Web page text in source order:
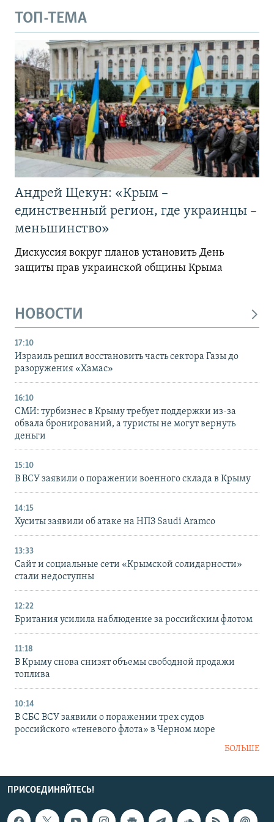
ТОП-ТЕМА
Андрей Щекун: «Крым –
единственный регион, где украинцы –
меньшинство»
Дискуссия вокруг планов установить День
защиты прав украинской общины Крыма
НОВОСТИ
17:10
Израиль решил восстановить часть сектора Газы до
разоружения «Хамас»
16:10
СМИ: турбизнес в Крыму требует поддержки из-за
обвала бронирований, а туристы не могут вернуть
деньги
15:10
В ВСУ заявили о поражении военного склада в Крыму
14:15
Хуситы заявили об атаке на НПЗ Saudi Aramco
13:33
Сайт и социальные сети «Крымской солидарности»
стали недоступны
12:22
Британия усилила наблюдение за российским флотом
11:18
В Крыму снова снизят объемы свободной продажи
топлива
10:14
В СБС ВСУ заявили о поражении трех судов
российского «теневого флота» в Черном море
БОЛЬШЕ
ПРИСОЕДИНЯЙТЕСЬ!